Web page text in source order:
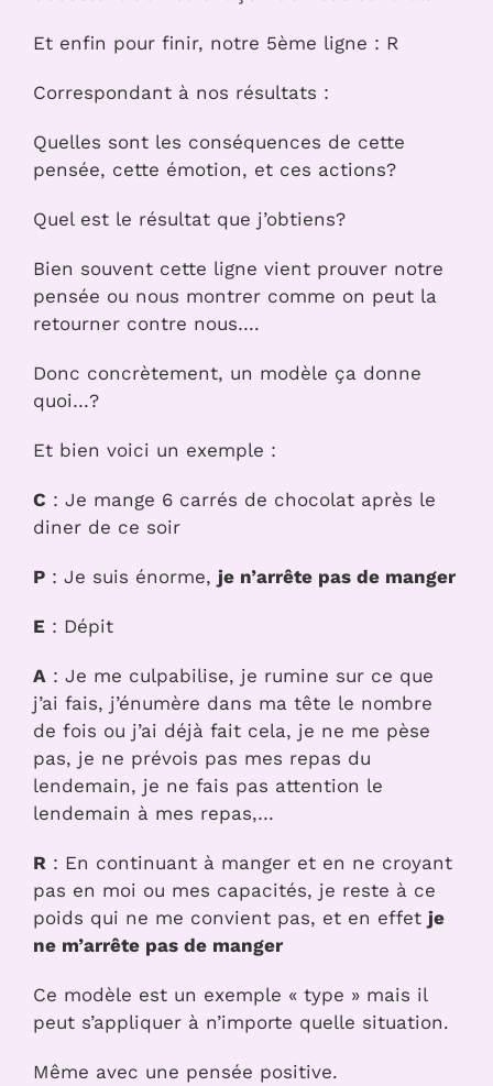
Et enfin pour finir, notre 5ème ligne : R
Correspondant à nos résultats :
Quelles sont les conséquences de cette
pensée, cette émotion, et ces actions?
Quel est le résultat que j’obtiens?
Bien souvent cette ligne vient prouver notre
pensée ou nous montrer comme on peut la
retourner contre nous….
Donc concrètement, un modèle ça donne
quoi…?
Et bien voici un exemple :
C : Je mange 6 carrés de chocolat après le
diner de ce soir
P : Je suis énorme, je n’arrête pas de manger
E : Dépit
A : Je me culpabilise, je rumine sur ce que
j’ai fais, j’énumère dans ma tête le nombre
de fois ou j’ai déjà fait cela, je ne me pèse
pas, je ne prévois pas mes repas du
lendemain, je ne fais pas attention le
lendemain à mes repas,…
R : En continuant à manger et en ne croyant
pas en moi ou mes capacités, je reste à ce
poids qui ne me convient pas, et en effet je
ne m’arrête pas de manger
Ce modèle est un exemple « type » mais il
peut s’appliquer à n’importe quelle situation.
Même avec une pensée positive.